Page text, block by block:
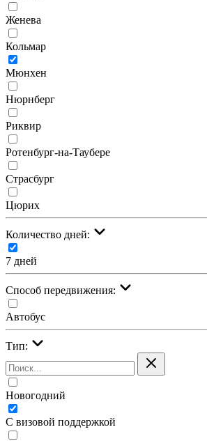
Женева
Кольмар
Мюнхен
Нюрнберг
Риквир
Ротенбург-на-Таубере
Страсбург
Цюрих
Количество дней:
7 дней
Cпособ передвижения:
Автобус
Тип:
Новогодний
С визовой поддержкой